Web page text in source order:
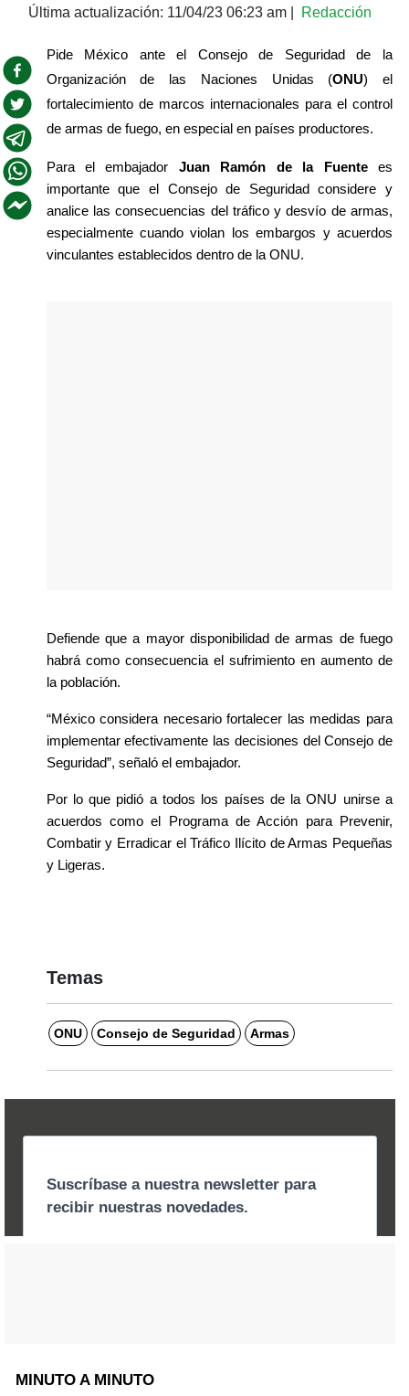
Última actualización: 11/04/23 06:23 am Redacción
Pide México ante el Consejo de Seguridad de la
Organización de las Naciones Unidas (ONU) el
fortalecimiento de marcos internacionales para el control
de armas de fuego, en especial en países productores.
Para el embajador Juan Ramón de la Fuente es
importante que el Consejo de Seguridad considere y
analice las consecuencias del tráfico y desvío de armas,
especialmente cuando violan los embargos y acuerdos
vinculantes establecidos dentro de la ONU.
Defiende que a mayor disponibilidad de armas de fuego
habrá como consecuencia el sufrimiento en aumento de
la población.
“México considera necesario fortalecer las medidas para
implementar efectivamente las decisiones del Consejo de
Seguridad”, señaló el embajador.
Por lo que pidió a todos los países de la ONU unirse a
acuerdos como el Programa de Acción para Prevenir,
Combatir y Erradicar el Tráfico Ilícito de Armas Pequeñas
y Ligeras.
Temas
ONU Consejo de Seguridad Armas
MINUTO A MINUTO